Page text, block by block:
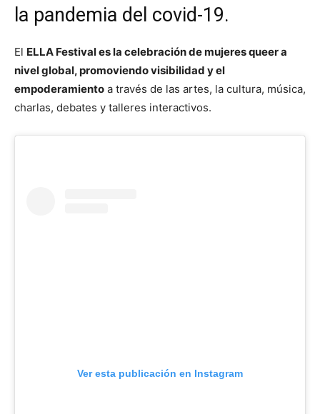
la pandemia del covid-19.
El ELLA Festival es la celebración de mujeres queer a
nivel global, promoviendo visibilidad y el
empoderamiento a través de las artes, la cultura, música,
charlas, debates y talleres interactivos.
Ver esta publicación en Instagram